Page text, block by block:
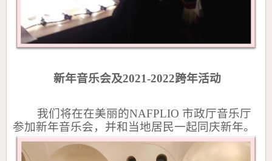
新年音乐会及2021-2022跨年活动
我们将在在美丽的NAFPLIO 市政厅音乐厅
参加新年音乐会，并和当地居民一起同庆新年。